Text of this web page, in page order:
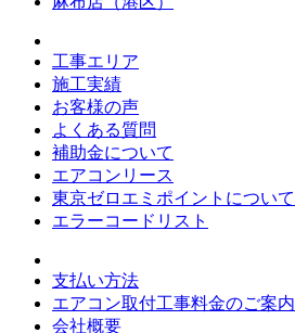
工事エリア
施工実績
お客様の声
よくある質問
補助金について
エアコンリース
東京ゼロエミポイントについて
エラーコードリスト
支払い方法
エアコン取付工事料金のご案内
会社概要